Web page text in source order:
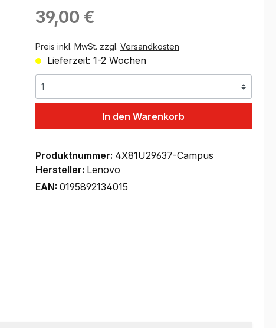
Regulärer Preis:
39,00 €
Preis inkl. MwSt. zzgl. Versandkosten
Lieferzeit: 1-2 Wochen
In den Warenkorb
Produktnummer: 4X81U29637-Campus
Hersteller: Lenovo
EAN: 0195892134015